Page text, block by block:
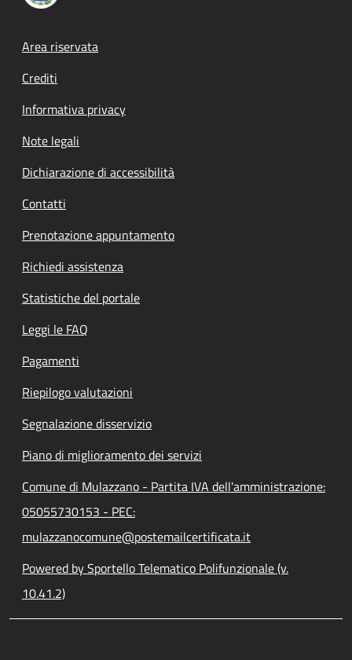
Footer menu
Area riservata
Crediti
Informativa privacy
Note legali
Dichiarazione di accessibilità
Contatti
Prenotazione appuntamento
Richiedi assistenza
Statistiche del portale
Leggi le FAQ
Pagamenti
Riepilogo valutazioni
Segnalazione disservizio
Piano di miglioramento dei servizi
Comune di Mulazzano - Partita IVA dell'amministrazione:
05055730153 - PEC:
mulazzanocomune@postemailcertificata.it
Powered by Sportello Telematico Polifunzionale (v.
10.41.2)